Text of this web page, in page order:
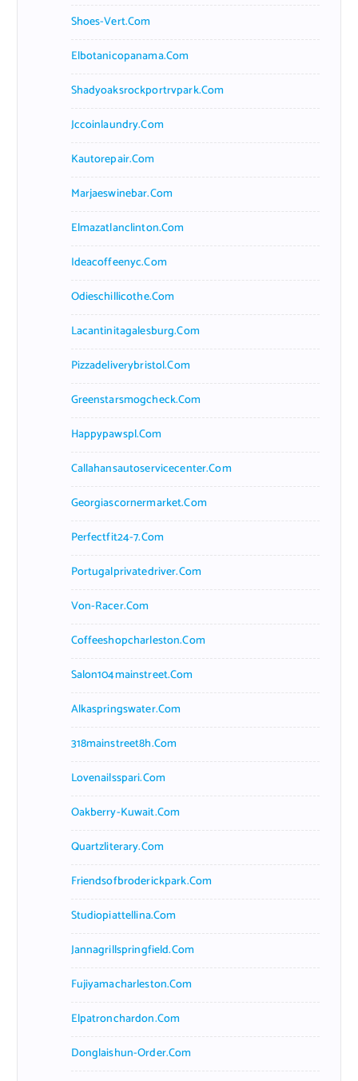
Shoes-Vert.com
Elbotanicopanama.com
Shadyoaksrockportrvpark.com
Jccoinlaundry.com
Kautorepair.com
Marjaeswinebar.com
Elmazatlanclinton.com
Ideacoffeenyc.com
Odieschillicothe.com
Lacantinitagalesburg.com
Pizzadeliverybristol.com
Greenstarsmogcheck.com
Happypawspl.com
Callahansautoservicecenter.com
Georgiascornermarket.com
Perfectfit24-7.com
Portugalprivatedriver.com
Von-Racer.com
Coffeeshopcharleston.com
Salon104mainstreet.com
Alkaspringswater.com
318mainstreet8h.com
Lovenailsspari.com
Oakberry-Kuwait.com
Quartzliterary.com
Friendsofbroderickpark.com
Studiopiattellina.com
Jannagrillspringfield.com
Fujiyamacharleston.com
Elpatronchardon.com
Donglaishun-Order.com